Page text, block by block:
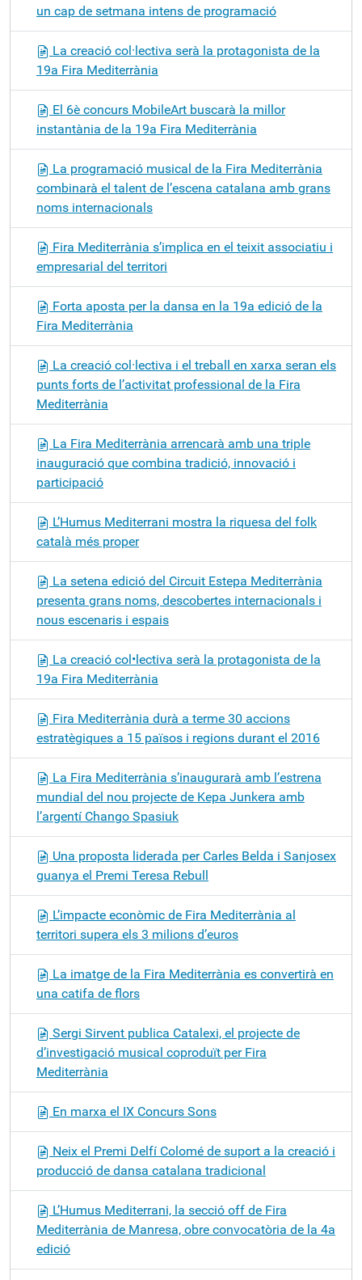
un cap de setmana intens de programació
La creació col·lectiva serà la protagonista de la
19a Fira Mediterrània
El 6è concurs MobileArt buscarà la millor
instantània de la 19a Fira Mediterrània
La programació musical de la Fira Mediterrània
combinarà el talent de l’escena catalana amb grans
noms internacionals
Fira Mediterrània s’implica en el teixit associatiu i
empresarial del territori
Forta aposta per la dansa en la 19a edició de la
Fira Mediterrània
La creació col·lectiva i el treball en xarxa seran els
punts forts de l’activitat professional de la Fira
Mediterrània
La Fira Mediterrània arrencarà amb una triple
inauguració que combina tradició, innovació i
participació
L’Humus Mediterrani mostra la riquesa del folk
català més proper
La setena edició del Circuit Estepa Mediterrània
presenta grans noms, descobertes internacionals i
nous escenaris i espais
La creació col•lectiva serà la protagonista de la
19a Fira Mediterrània
Fira Mediterrània durà a terme 30 accions
estratègiques a 15 països i regions durant el 2016
La Fira Mediterrània s’inaugurarà amb l’estrena
mundial del nou projecte de Kepa Junkera amb
l’argentí Chango Spasiuk
Una proposta liderada per Carles Belda i Sanjosex
guanya el Premi Teresa Rebull
L’impacte econòmic de Fira Mediterrània al
territori supera els 3 milions d’euros
La imatge de la Fira Mediterrània es convertirà en
una catifa de flors
Sergi Sirvent publica Catalexi, el projecte de
d’investigació musical coproduït per Fira
Mediterrània
En marxa el IX Concurs Sons
Neix el Premi Delfí Colomé de suport a la creació i
producció de dansa catalana tradicional
L’Humus Mediterrani, la secció off de Fira
Mediterrània de Manresa, obre convocatòria de la 4a
edició